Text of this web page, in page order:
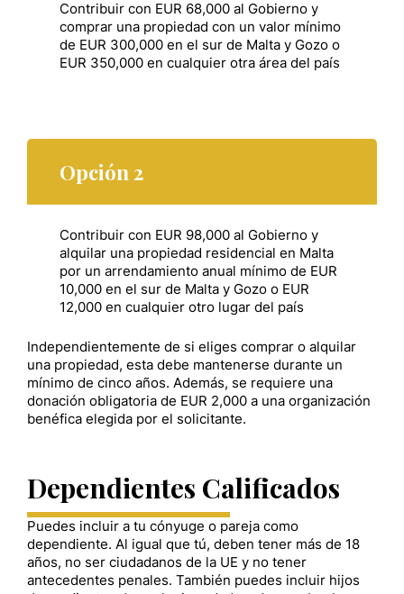
Contribuir con EUR 68,000 al Gobierno y
comprar una propiedad con un valor mínimo
de EUR 300,000 en el sur de Malta y Gozo o
EUR 350,000 en cualquier otra área del país
Opción 2
Contribuir con EUR 98,000 al Gobierno y
alquilar una propiedad residencial en Malta
por un arrendamiento anual mínimo de EUR
10,000 en el sur de Malta y Gozo o EUR
12,000 en cualquier otro lugar del país
Independientemente de si eliges comprar o alquilar
una propiedad, esta debe mantenerse durante un
mínimo de cinco años. Además, se requiere una
donación obligatoria de EUR 2,000 a una organización
benéfica elegida por el solicitante.
Dependientes Calificados
Puedes incluir a tu cónyuge o pareja como
dependiente. Al igual que tú, deben tener más de 18
años, no ser ciudadanos de la UE y no tener
antecedentes penales. También puedes incluir hijos